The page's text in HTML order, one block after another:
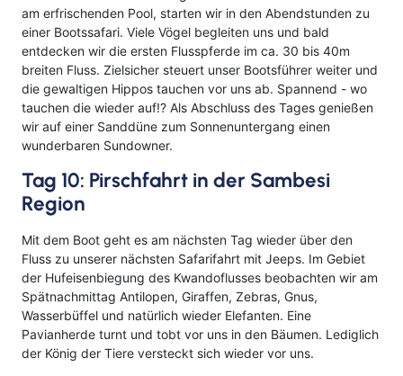
am erfrischenden Pool, starten wir in den Abendstunden zu
einer Bootssafari. Viele Vögel begleiten uns und bald
entdecken wir die ersten Flusspferde im ca. 30 bis 40m
breiten Fluss. Zielsicher steuert unser Bootsführer weiter und
die gewaltigen Hippos tauchen vor uns ab. Spannend - wo
tauchen die wieder auf!? Als Abschluss des Tages genießen
wir auf einer Sanddüne zum Sonnenuntergang einen
wunderbaren Sundowner.
Tag 10: Pirschfahrt in der Sambesi
Region
Mit dem Boot geht es am nächsten Tag wieder über den
Fluss zu unserer nächsten Safarifahrt mit Jeeps. Im Gebiet
der Hufeisenbiegung des Kwandoflusses beobachten wir am
Spätnachmittag Antilopen, Giraffen, Zebras, Gnus,
Wasserbüffel und natürlich wieder Elefanten. Eine
Pavianherde turnt und tobt vor uns in den Bäumen. Lediglich
der König der Tiere versteckt sich wieder vor uns.